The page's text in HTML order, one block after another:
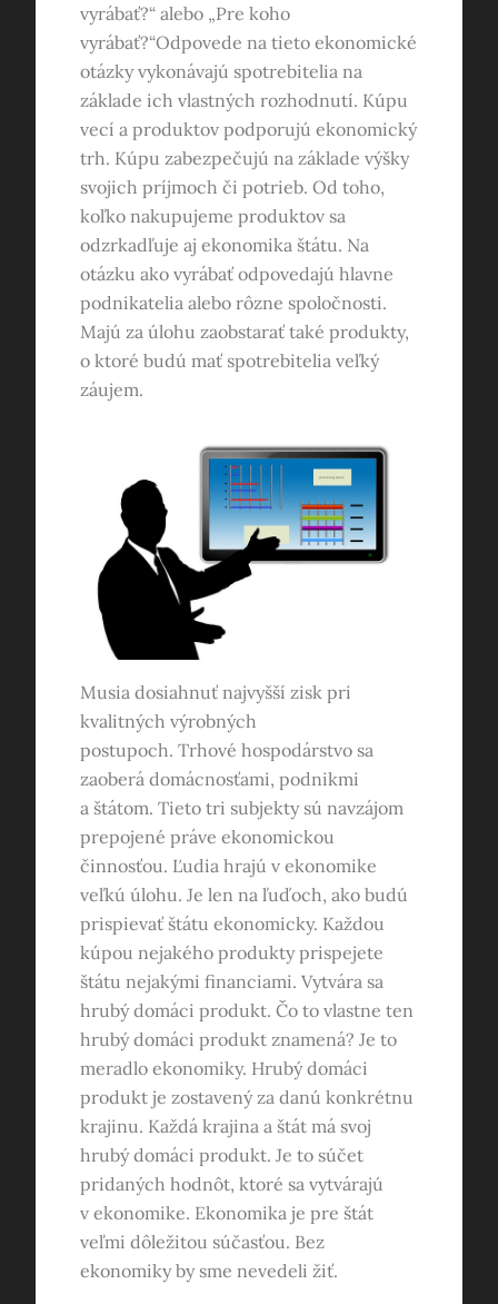
vyrábať?“ alebo „Pre koho
vyrábať?“Odpovede na tieto ekonomické
otázky vykonávajú spotrebitelia na
základe ich vlastných rozhodnutí. Kúpu
vecí a produktov podporujú ekonomický
trh. Kúpu zabezpečujú na základe výšky
svojich príjmoch či potrieb. Od toho,
koľko nakupujeme produktov sa
odzrkadľuje aj ekonomika štátu. Na
otázku ako vyrábať odpovedajú hlavne
podnikatelia alebo rôzne spoločnosti.
Majú za úlohu zaobstarať také produkty,
o ktoré budú mať spotrebitelia veľký
záujem.
Musia dosiahnuť najvyšší zisk pri
kvalitných výrobných
postupoch.Trhové hospodárstvo sa
zaoberá domácnosťami, podnikmi
a štátom. Tieto tri subjekty sú navzájom
prepojené práve ekonomickou
činnosťou. Ľudia hrajú v ekonomike
veľkú úlohu. Je len na ľuďoch, ako budú
prispievať štátu ekonomicky. Každou
kúpou nejakého produkty prispejete
štátu nejakými financiami.Vytvára sa
hrubý domáci produkt. Čo to vlastne ten
hrubý domáci produkt znamená? Je to
meradlo ekonomiky. Hrubý domáci
produkt je zostavený za danú konkrétnu
krajinu. Každá krajina a štát má svoj
hrubý domáci produkt. Je to súčet
pridaných hodnôt, ktoré sa vytvárajú
v ekonomike. Ekonomika je pre štát
veľmi dôležitou súčasťou. Bez
ekonomiky by sme nevedeli žiť.